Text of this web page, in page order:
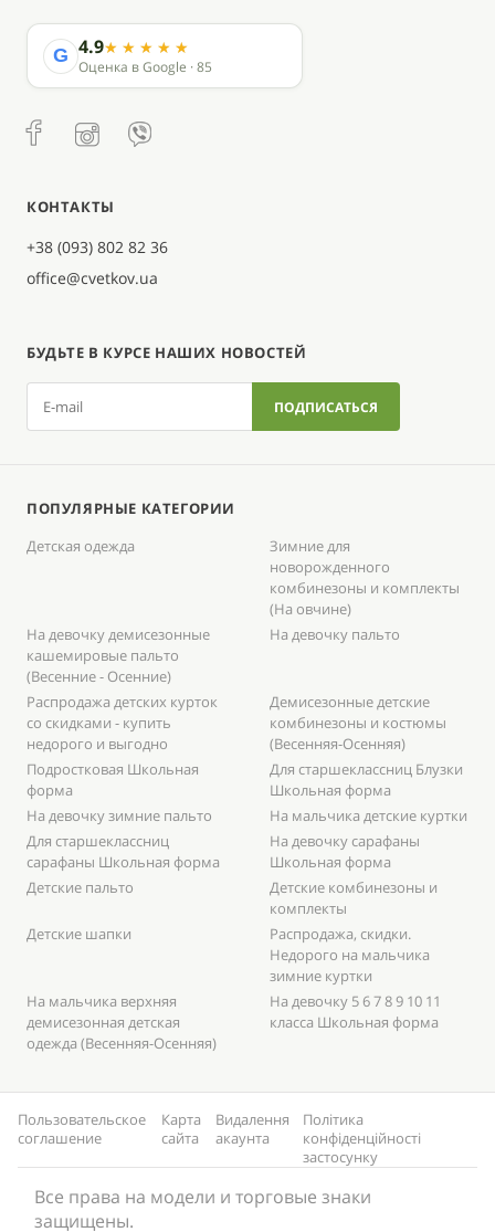
G 4.9
Оценка в Google · 85
КОНТАКТЫ
+38 (093) 802 82 36
office@cvetkov.ua
БУДЬТЕ В КУРСЕ НАШИХ НОВОСТЕЙ
ПОПУЛЯРНЫЕ КАТЕГОРИИ
Детская одежда
Зимние для
новорожденного
комбинезоны и комплекты
(На овчине)
На девочку демисезонные
кашемировые пальто
(Весенние - Осенние)
На девочку пальто
Распродажа детских курток
со скидками - купить
недорого и выгодно
Демисезонные детские
комбинезоны и костюмы
(Весенняя-Осенняя)
Подростковая Школьная
форма
Для старшеклассниц Блузки
Школьная форма
На девочку зимние пальто
На мальчика детские куртки
Для старшеклассниц
сарафаны Школьная форма
На девочку сарафаны
Школьная форма
Детские пальто
Детские комбинезоны и
комплекты
Детские шапки
Распродажа, скидки.
Недорого на мальчика
зимние куртки
На мальчика верхняя
демисезонная детская
одежда (Весенняя-Осенняя)
На девочку 5 6 7 8 9 10 11
класса Школьная форма
Пользовательское
соглашение
Карта
сайта
Видалення
акаунта
Політика
конфіденційності
застосунку
Все права на модели и торговые знаки
защищены.